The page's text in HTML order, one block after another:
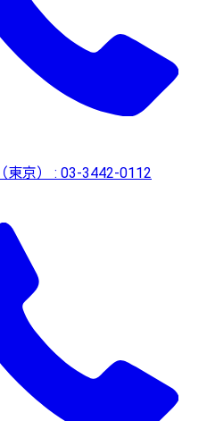
東京） : 03-3442-0112